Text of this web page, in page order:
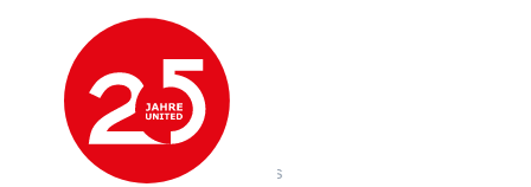
Hauptnavigation
News und Storys / News